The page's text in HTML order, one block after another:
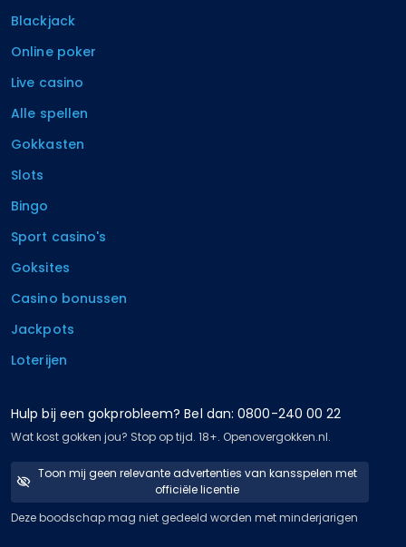
Blackjack
Online poker
Live casino
Alle spellen
Gokkasten
Slots
Bingo
Sport casino's
Goksites
Casino bonussen
Jackpots
Loterijen
Hulp bij een gokprobleem? Bel dan: 0800-240 00 22
Wat kost gokken jou? Stop op tijd. 18+. Openovergokken.nl.
Toon mij geen relevante advertenties van kansspelen met
officiële licentie
Deze boodschap mag niet gedeeld worden met minderjarigen